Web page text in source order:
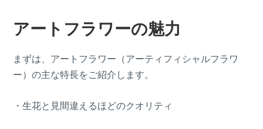
アートフラワーの魅力
まずは、アートフラワー（アーティフィシャルフラワ
ー）の主な特長をご紹介します。
・生花と見間違えるほどのクオリティ